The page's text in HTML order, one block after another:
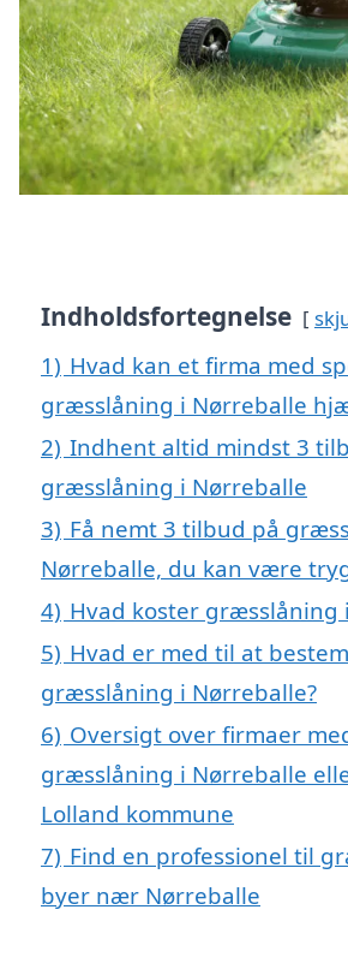
Indholdsfortegnelse
1) Hvad kan et firma med
græsslåning i Nørreballe
2) Indhent altid mindst 3
græsslåning i Nørreballe
3) Få nemt 3 tilbud på
Nørreballe, du kan være
4) Hvad koster græsslåning
5) Hvad er med til at
græsslåning i Nørreballe?
6) Oversigt over firmaer
græsslåning i Nørreballe
Lolland kommune
7) Find en professionel til
byer nær Nørreballe